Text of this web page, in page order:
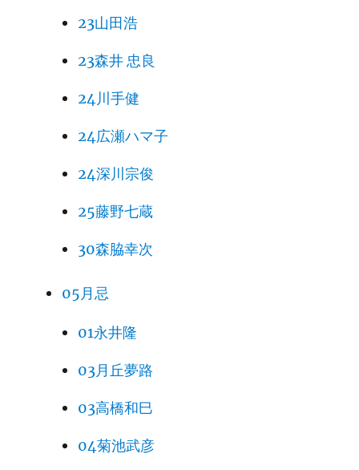
23山田浩
23森井 忠良
24川手健
24広瀬ハマ子
24深川宗俊
25藤野七蔵
30森脇幸次
05月忌
01永井隆
03月丘夢路
03高橋和巳
04菊池武彦